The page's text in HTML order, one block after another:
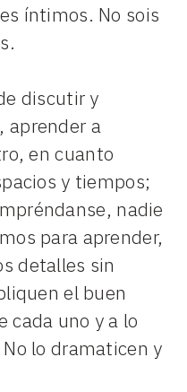
íntimos. No sois
discutir y
aprender a
en cuanto
y tiempos;
nadie
para aprender,
detalles sin
el buen
cada uno y a lo
lo dramaticen y